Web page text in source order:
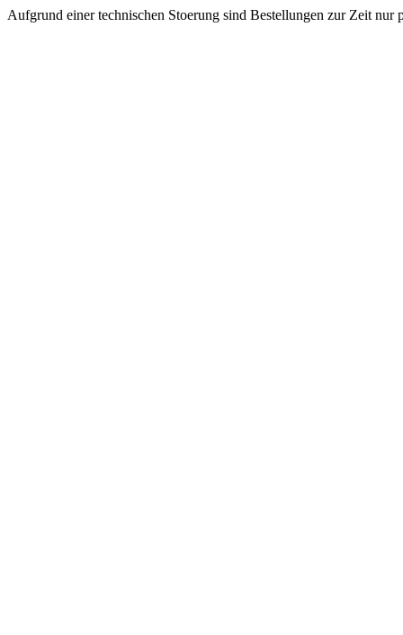
Aufgrund einer technischen Stoerung sind Bestellungen zur Zeit nur